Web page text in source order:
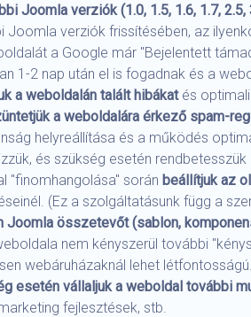
Joomla verziók (1.0, 1.5, 1.6, 1.7,
Joomla verziók frissítésében, az
a Google már "Bejelentett
1-2 nap után el is fogadnak és a
a weboldalán talált hibákatés
a weboldalára érkező spam-
helyreállítása és a működés
és szükség esetén
"finomhangolása" során beállítjuk az
(Ez a szolgáltatásunk függ a
Joomla összetevőt (sablon,
nem kényszerül további
webáruházaknál lehet létfontosságú.
esetén vállaljuk a weboldal további
fejlesztések, stb.